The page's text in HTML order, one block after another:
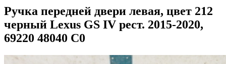
Ручка передней двери левая, цвет 212
черный Lexus GS IV рест. 2015-2020,
69220 48040 C0